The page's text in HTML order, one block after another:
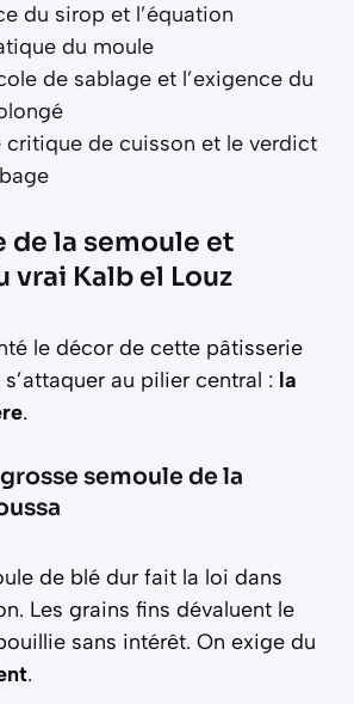
du sirop et l’équation
du moule
de sablage et l’exigence du
critique de cuisson et le verdict
de la semoule et
vrai Kalb el Louz
le décor de cette pâtisserie
au pilier central : la
.
semoule de la
de blé dur fait la loi dans
Les grains fins dévaluent le
sans intérêt. On exige du
.